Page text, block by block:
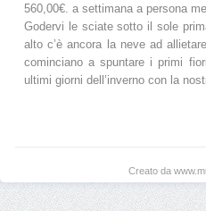
560,00€. a settimana a persona
Godervi le sciate sotto il sole
alto c’è ancora la neve ad
cominciano a spuntare i primi
ultimi giorni dell’inverno con la
Creato da